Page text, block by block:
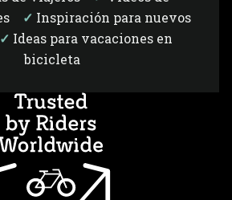
✓ Inspiración para nuevos
✓ Ideas para vacaciones en
bicicleta